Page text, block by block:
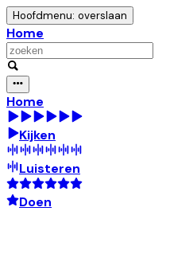
Hoofdmenu: overslaan
Home
Home
Kijken
Luisteren
Doen